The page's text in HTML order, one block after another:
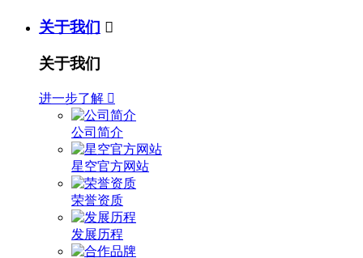
关于我们 
关于我们
进一步了解 
公司简介
星空官方网站
荣誉资质
发展历程